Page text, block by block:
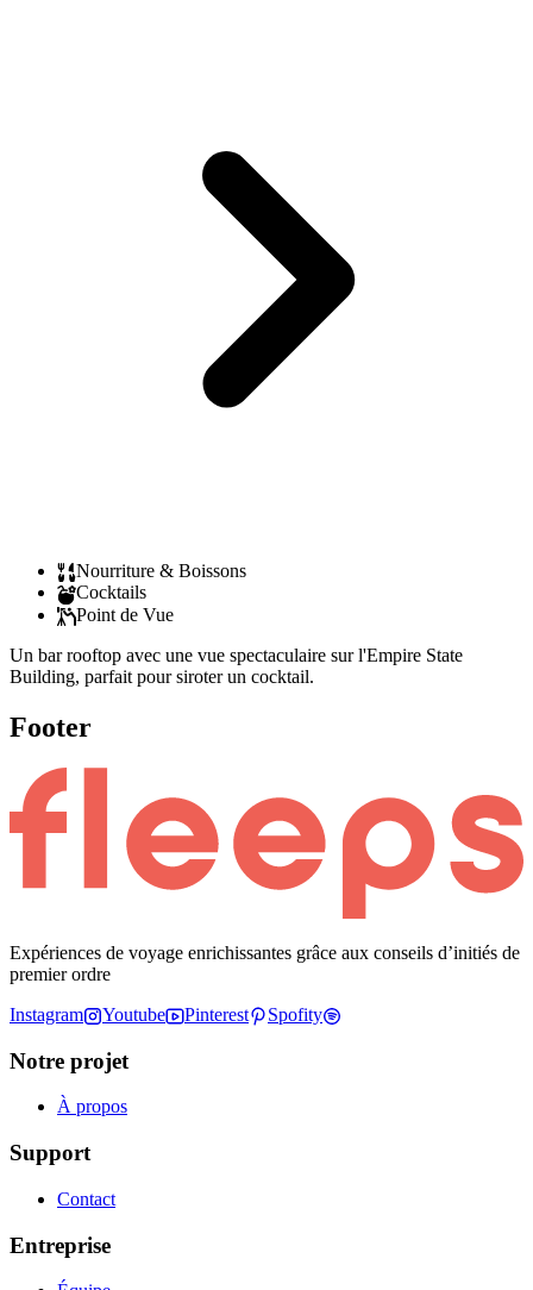
Nourriture & Boissons
Cocktails
Point de Vue
Un bar rooftop avec une vue spectaculaire sur l'Empire State
Building, parfait pour siroter un cocktail.
Footer
Expériences de voyage enrichissantes grâce aux conseils d’initiés de
premier ordre
Instagram
Youtube Pinterest Spofity
Notre projet
À propos
Support
Contact
Entreprise